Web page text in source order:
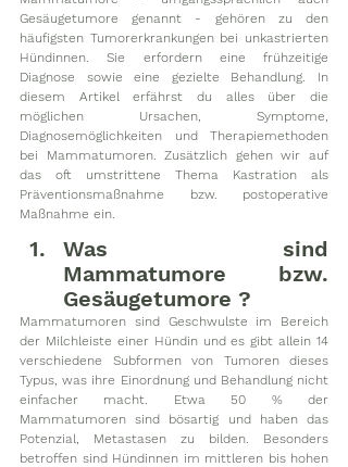
Gesäugetumore genannt - gehören zu den
häufigsten Tumorerkrankungen bei unkastrierten
Hündinnen. Sie erfordern eine frühzeitige
Diagnose sowie eine gezielte Behandlung. In
diesem Artikel erfährst du alles über die
möglichen Ursachen, Symptome,
Diagnosemöglichkeiten und Therapiemethoden
bei Mammatumoren. Zusätzlich gehen wir auf
das oft umstrittene Thema Kastration als
Präventionsmaßnahme bzw. postoperative
Maßnahme ein.
Was sind
Mammatumore bzw.
Gesäugetumore ?
Mammatumoren sind Geschwulste im Bereich
der Milchleiste einer Hündin und es gibt allein 14
verschiedene Subformen von Tumoren dieses
Typus, was ihre Einordnung und Behandlung nicht
einfacher macht. Etwa 50 % der
Mammatumoren sind bösartig und haben das
Potenzial, Metastasen zu bilden. Besonders
betroffen sind Hündinnen im mittleren bis hohen